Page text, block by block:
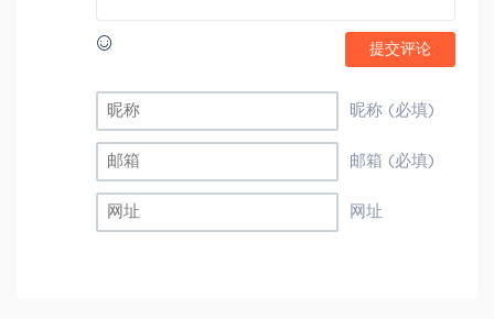
提交评论
昵称 (必填)
邮箱 (必填)
网址